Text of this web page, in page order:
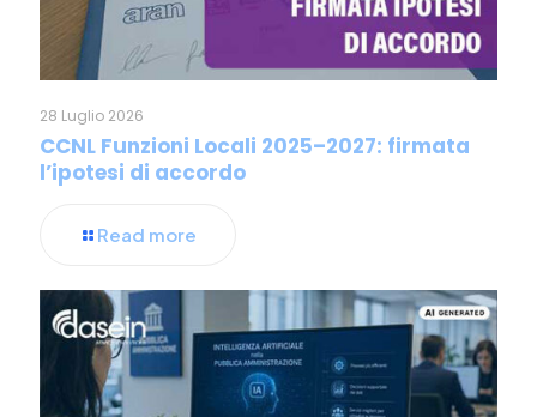
28 Luglio 2026
CCNL Funzioni Locali 2025–2027: firmata
l’ipotesi di accordo
Read more